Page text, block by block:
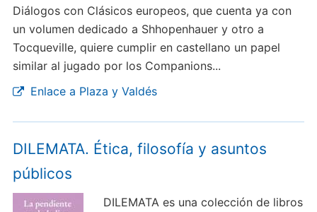
Diálogos con Clásicos europeos, que cuenta ya con
un volumen dedicado a Shhopenhauer y otro a
Tocqueville, quiere cumplir en castellano un papel
similar al jugado por los Companions...
Enlace a Plaza y Valdés
DILEMATA. Ética, filosofía y asuntos
públicos
DILEMATA es una colección de libros